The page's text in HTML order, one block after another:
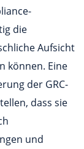
die
Aufsicht
können. Eine
der GRC-
dass sie
und